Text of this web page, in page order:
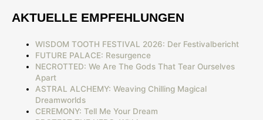
AKTUELLE EMPFEHLUNGEN
WISDOM TOOTH FESTIVAL 2026: Der Festivalbericht
FUTURE PALACE: Resurgence
NECROTTED: We Are The Gods That Tear Ourselves
Apart
ASTRAL ALCHEMY: Weaving Chilling Magical
Dreamworlds
CEREMONY: Tell Me Your Dream